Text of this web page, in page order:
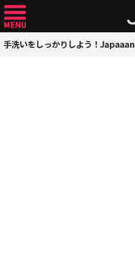
手洗いをしっかりしよう！Japaaan